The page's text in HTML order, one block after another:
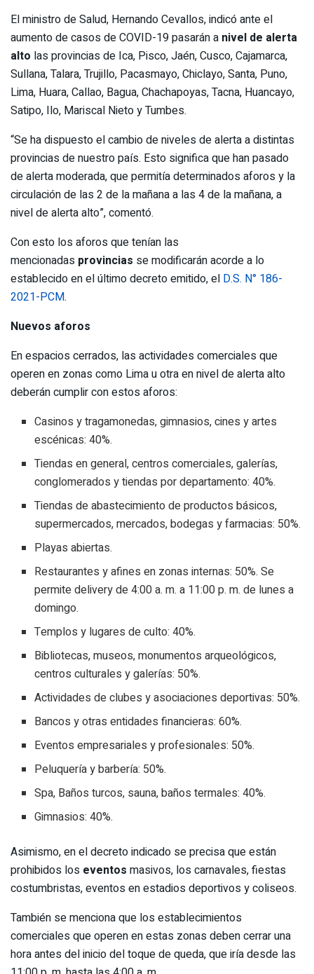
El ministro de Salud, Hernando Cevallos, indicó ante el
aumento de casos de COVID-19 pasarán a nivel de alerta
alto las provincias de Ica, Pisco, Jaén, Cusco, Cajamarca,
Sullana, Talara, Trujillo, Pacasmayo, Chiclayo, Santa, Puno,
Lima, Huara, Callao, Bagua, Chachapoyas, Tacna, Huancayo,
Satipo, Ilo, Mariscal Nieto y Tumbes.
“Se ha dispuesto el cambio de niveles de alerta a distintas
provincias de nuestro país. Esto significa que han pasado
de alerta moderada, que permitía determinados aforos y la
circulación de las 2 de la mañana a las 4 de la mañana, a
nivel de alerta alto”, comentó.
Con esto los aforos que tenían las
mencionadas provincias se modificarán acorde a lo
establecido en el último decreto emitido, el D.S. N° 186-
2021-PCM.
Nuevos aforos
En espacios cerrados, las actividades comerciales que
operen en zonas como Lima u otra en nivel de alerta alto
deberán cumplir con estos aforos:
Casinos y tragamonedas, gimnasios, cines y artes
escénicas: 40%.
Tiendas en general, centros comerciales, galerías,
conglomerados y tiendas por departamento: 40%.
Tiendas de abastecimiento de productos básicos,
supermercados, mercados, bodegas y farmacias: 50%.
Playas abiertas.
Restaurantes y afines en zonas internas: 50%. Se
permite delivery de 4:00 a. m. a 11:00 p. m. de lunes a
domingo.
Templos y lugares de culto: 40%.
Bibliotecas, museos, monumentos arqueológicos,
centros culturales y galerías: 50%.
Actividades de clubes y asociaciones deportivas: 50%.
Bancos y otras entidades financieras: 60%.
Eventos empresariales y profesionales: 50%.
Peluquería y barbería: 50%.
Spa, Baños turcos, sauna, baños termales: 40%.
Gimnasios: 40%.
Asimismo, en el decreto indicado se precisa que están
prohibidos los eventos masivos, los carnavales, fiestas
costumbristas, eventos en estadios deportivos y coliseos.
También se menciona que los establecimientos
comerciales que operen en estas zonas deben cerrar una
hora antes del inicio del toque de queda, que iría desde las